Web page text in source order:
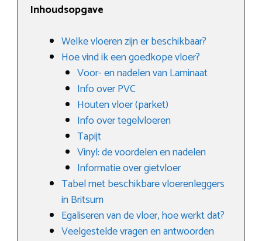
Inhoudsopgave
Welke vloeren zijn er beschikbaar?
Hoe vind ik een goedkope vloer?
Voor- en nadelen van Laminaat
Info over PVC
Houten vloer (parket)
Info over tegelvloeren
Tapijt
Vinyl: de voordelen en nadelen
Informatie over gietvloer
Tabel met beschikbare vloerenleggers
in Britsum
Egaliseren van de vloer, hoe werkt dat?
Veelgestelde vragen en antwoorden